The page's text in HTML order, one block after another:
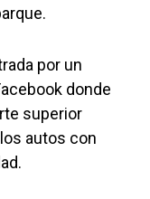
por un
donde
superior
autos con